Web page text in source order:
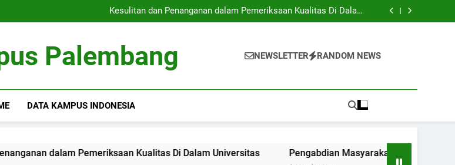
yang Baru Masuk?
Kesulitan dan Penanganan dalam Pemeriksaan Kualitas Di Dalam
Universitas
Pengabdian Masyarakat: Jembatan Penghubung Antar Kampus serta
yang Baru Masuk?
Kesulitan dan Penanganan dalam Pemeriksaan Kualitas Di Dalam
Pengabdian Masyarakat: Jembatan Penghubung Antar Kampus serta
Palembang NEWSLETTER RANDOM NEWS
DATA KAMPUS INDONESIA
Pemeriksaan Kualitas Di Dalam Universitas Pengabdian Masyarakat: Jembatan Penghubung